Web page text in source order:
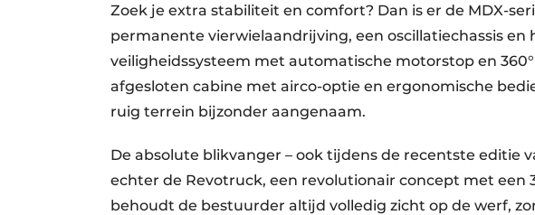
Zoek je extra stabiliteit en comfort? Dan is er de MDX-
permanente vierwielaandrijving, een oscillatiechassis en
veiligheidssysteem met automatische motorstop en
afgesloten cabine met airco-optie en ergonomische
ruig terrein bijzonder aangenaam.
De absolute blikvanger – ook tijdens de recentste editie
echter de Revotruck, een revolutionair concept met een
behoudt de bestuurder altijd volledig zicht op de werf,